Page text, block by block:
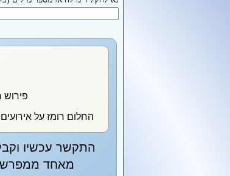
פירוש
החלום רומז על
התקשר עכשיו
מאחד ממפרשי